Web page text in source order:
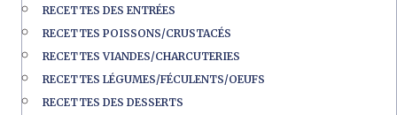
RECETTES DES ENTRÉES
RECETTES POISSONS/CRUSTACÉS
RECETTES VIANDES/CHARCUTERIES
RECETTES LÉGUMES/FÉCULENTS/OEUFS
RECETTES DES DESSERTS